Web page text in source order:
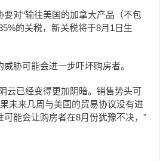
要对“输往美国的加拿大产品（不包
的关税，新关税将于8月1日生
胁可能会进一步吓坏购房者。
云已经变得更加阴暗。销售势头可
未来几周与美国的贸易协议没有进
能会让购房者在8月份犹豫不决，”